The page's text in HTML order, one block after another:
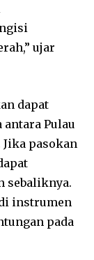
ujar
dapat
Pulau
Jika pasokan
sebaliknya.
instrumen
pada